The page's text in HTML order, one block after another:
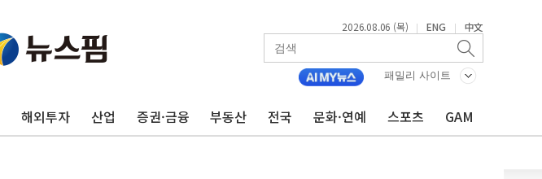
2026.08.06 (목) | ENG | 中文
패밀리 사이트
해외투자 산업 증권·금융 부동산 전국 문화·연예 스포츠 GAM
"신축 전세 부담에 구축으로"…서울 20년 초과 아파트 전셋값 상승률 1위
[중국증시 마감] 혼조 마감, 폭염·전력 수요에 석탄주 강세
국내 최초 상업용 AI 데이터센터 포항서 '첫 삽'…2028년 가동 예정
[마감시황] 반도체가 흔든 코스피…4.58% 급락 속 코스닥만 웃었다